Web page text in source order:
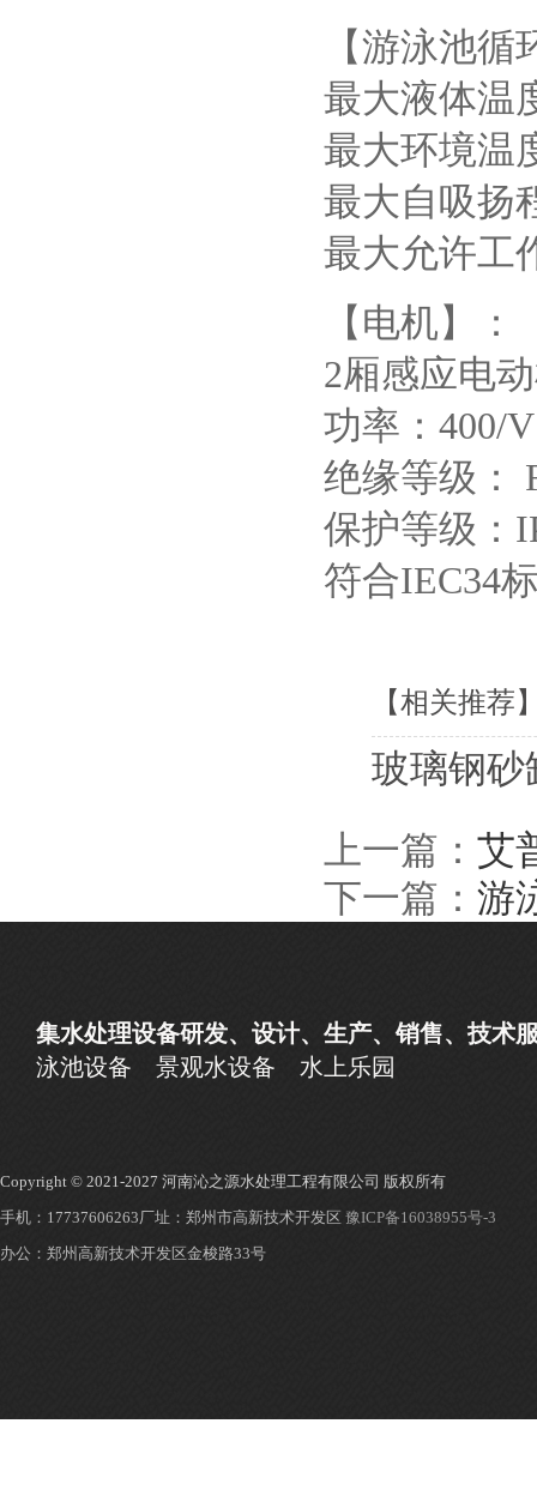
【游泳池
最大液体温
最大环境温
最大自吸扬
最大允许工
【电机】：
2厢感应电
功率：400/
绝缘等级：
保护等级：
符合IEC34
【相关推荐
玻璃钢砂
上一篇： 艾
下一篇： 游
集水处理设备研发、设计、生产、销售、技术
泳池设备
景观水设备 水上乐园
Copyright © 2021-2027 河南沁之源水处理工程有限公司 版权所有
手机：17737606263厂址：郑州市高新技术开发区 豫ICP备16038955号-3
办公：郑州高新技术开发区金梭路33号